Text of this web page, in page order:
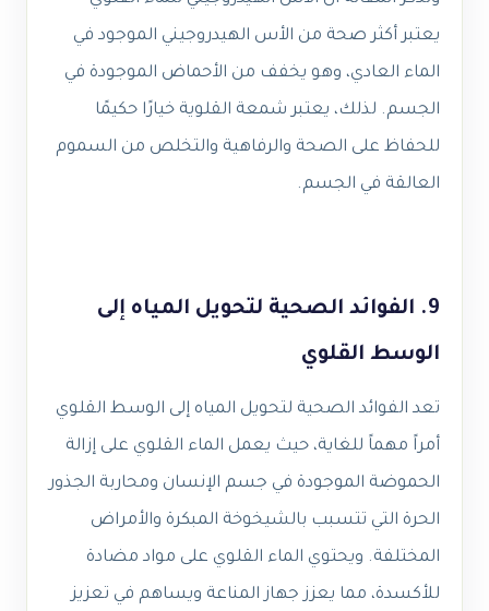
يعتبر أكثر صحة من الأس الهيدروجيني الموجود في
الماء العادي، وهو يخفف من الأحماض الموجودة في
الجسم. لذلك، يعتبر شمعة القلوية خيارًا حكيمًا
للحفاظ على الصحة والرفاهية والتخلص من السموم
العالقة في الجسم.
9. الفوائد الصحية لتحويل المياه إلى
الوسط القلوي
تعد الفوائد الصحية لتحويل المياه إلى الوسط القلوي
أمراً مهماً للغاية، حيث يعمل الماء القلوي على إزالة
الحموضة الموجودة في جسم الإنسان ومحاربة الجذور
الحرة التي تتسبب بالشيخوخة المبكرة والأمراض
المختلفة. ويحتوي الماء القلوي على مواد مضادة
للأكسدة، مما يعزز جهاز المناعة ويساهم في تعزيز